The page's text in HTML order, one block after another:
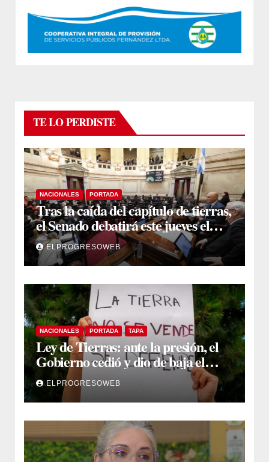
TE LO PERDISTE
NACIONALES PORTADA
Tras la caída del capítulo de tierras,
el Senado debatirá este jueves el
proyecto sobre propiedad privada
ELPROGRESOWEB
NACIONALES PORTADA TAPA
Ley de Tierras: ante la presión, el
Gobierno cedió y dio de baja el
capítulo de la polémica
ELPROGRESOWEB